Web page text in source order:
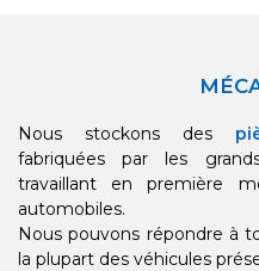
Nous stockons des
fabriquées par les
travaillant en première
automobiles.
Nous pouvons répondre à
la plupart des véhicules